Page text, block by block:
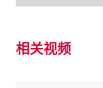
相关视频